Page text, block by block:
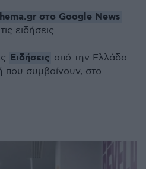
στο Google News
ειδήσεις
Ειδήσεις από την Ελλάδα
που συμβαίνουν, στο